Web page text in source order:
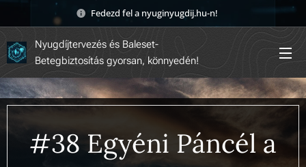
Fedezd fel a nyuginyugdij.hu-n! 🚀
Nyugdíjtervezés és Baleset-
Betegbiztosítás gyorsan, könnyedén!
#38 Egyéni Páncél a